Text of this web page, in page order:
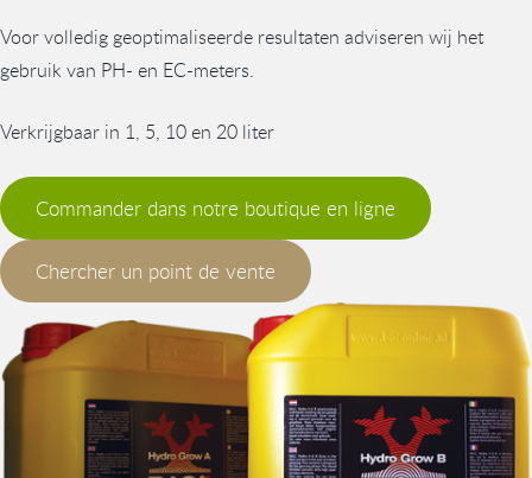
Voor volledig geoptimaliseerde resultaten adviseren wij het
gebruik van PH- en EC-meters.
Verkrijgbaar in 1, 5, 10 en 20 liter
Commander dans notre boutique en ligne
Chercher un point de vente